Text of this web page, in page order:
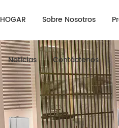
HOGAR Sobre Nosotros
Noticias Contáctenos